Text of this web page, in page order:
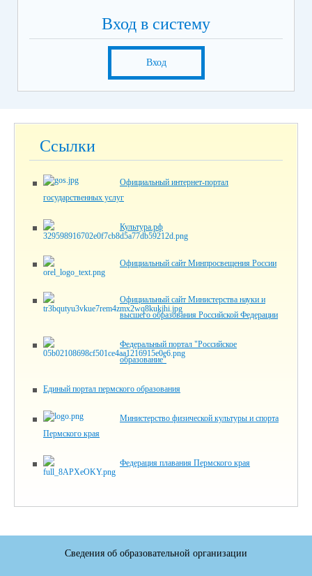
Вход в систему
Вход
Ссылки
Официальный интернет-портал
государственных услуг
Культура.рф
Официальный сайт Минпросвещения России
Официальный сайт Министерства науки и
высшего образования Российской Федерации
Федеральный портал "Российское
образование"
Единый портал пермского образования
Министерство физической культуры и спорта
Пермского края
Федерация плавания Пермского края
Сведения об образовательной организации